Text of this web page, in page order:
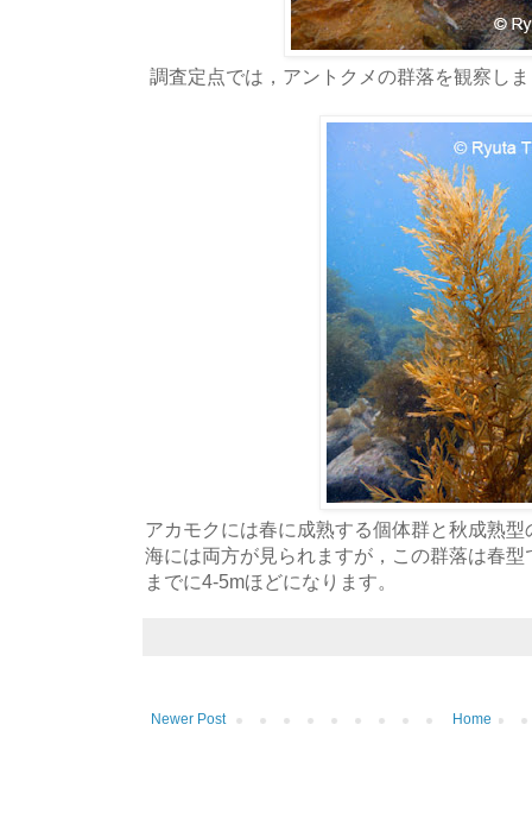
調査定点では，アントクメの群落を観察し
アカモクには春に成熟する個体群と秋成熟
海には両方が見られますが，この群落は春
までに4-5mほどになります。
Newer Post Home